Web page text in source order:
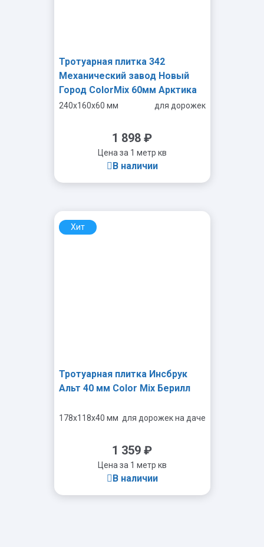
Тротуарная плитка 342
Механический завод Новый
Город ColorMix 60мм Арктика
240x160x60 мм для дорожек
1 898 ₽
Цена за 1 метр кв
В наличии
-
Хит
Тротуарная плитка Инсбрук
Альт 40 мм Color Mix Берилл
178x118x40 мм для дорожек на даче
1 359 ₽
Цена за 1 метр кв
В наличии